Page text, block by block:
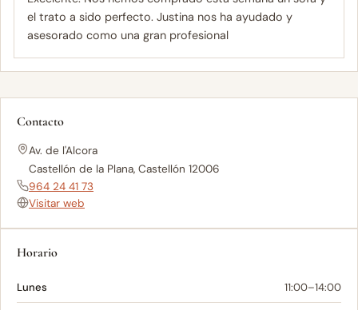
el trato a sido perfecto. Justina nos ha ayudado y
asesorado como una gran profesional
Contacto
Av. de l'Alcora
Castellón de la Plana, Castellón 12006
964 24 41 73
Visitar web
Horario
Lunes 11:00–14:00